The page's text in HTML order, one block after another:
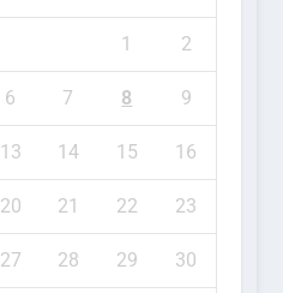
1 2
6 7 8 9
13 14 15 16
20 21 22 23
27 28 29 30